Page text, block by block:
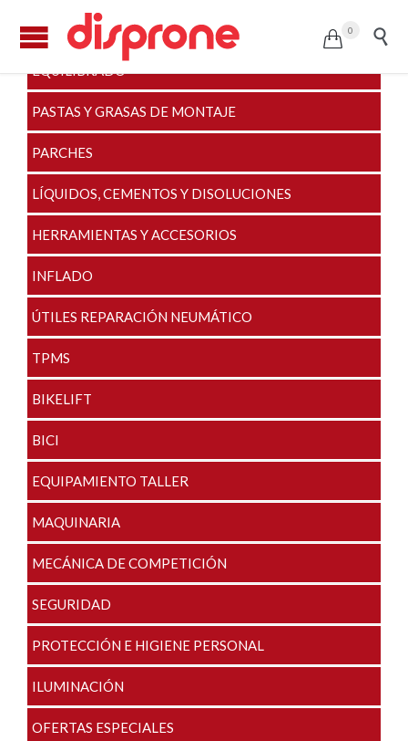
 0 
VÁLVULAS Y ALARGADERAS
EQUILIBRADO
PASTAS Y GRASAS DE MONTAJE
PARCHES
LÍQUIDOS, CEMENTOS Y DISOLUCIONES
HERRAMIENTAS Y ACCESORIOS
INFLADO
ÚTILES REPARACIÓN NEUMÁTICO
TPMS
BIKELIFT
BICI
EQUIPAMIENTO TALLER
MAQUINARIA
MECÁNICA DE COMPETICIÓN
SEGURIDAD
PROTECCIÓN E HIGIENE PERSONAL
ILUMINACIÓN
OFERTAS ESPECIALES